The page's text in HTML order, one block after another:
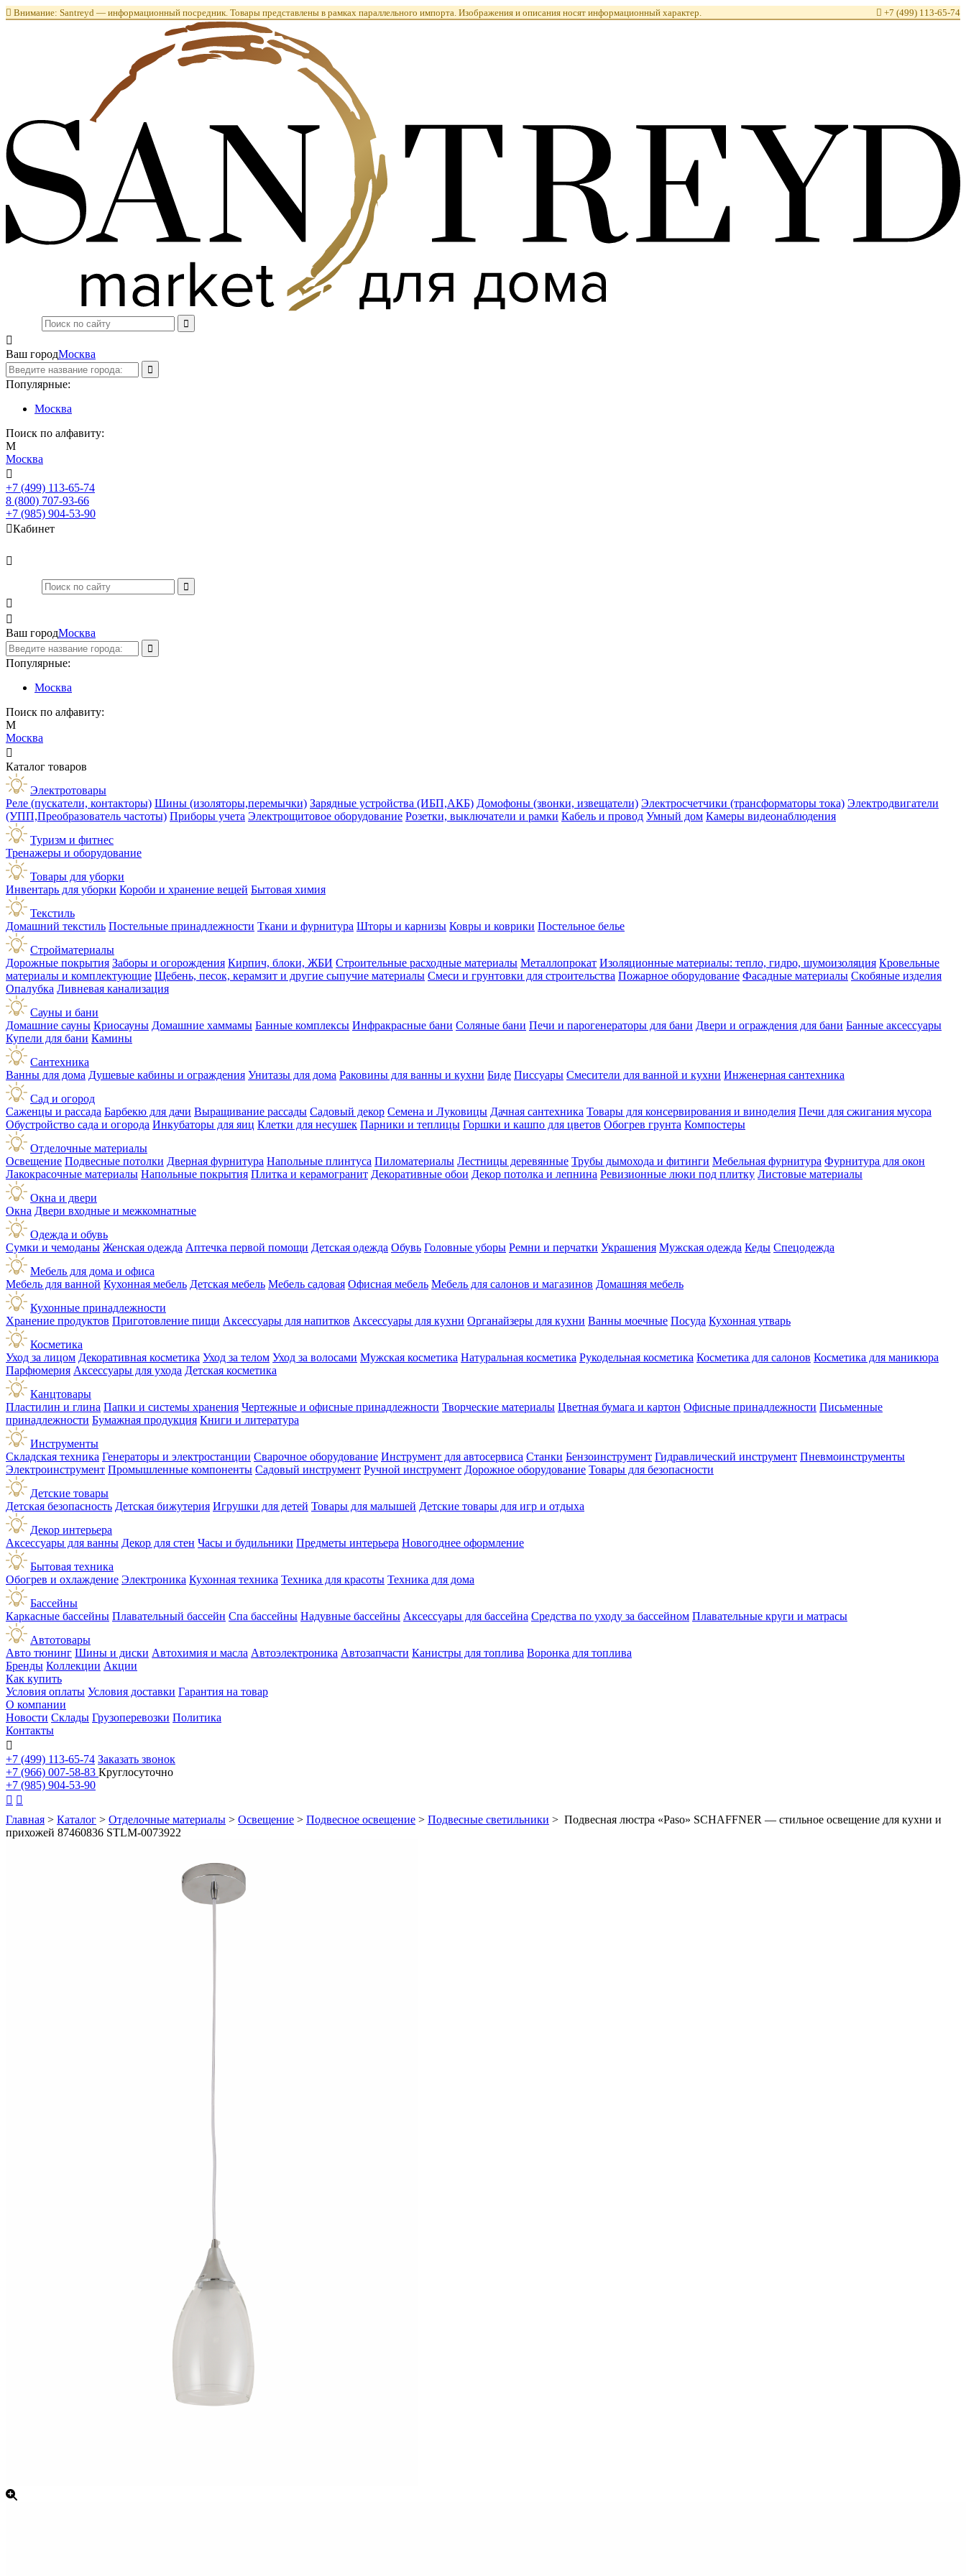
 Внимание: Santreyd — информационный посредник. Товары представлены в рамках параллельного импорта. Изображения и описания носят информационный характер.  +7 (499) 113-65-74

Ваш городМосква
Популярные:
Москва
Поиск по алфавиту:
М
Москва

+7 (499) 113-65-74
8 (800) 707-93-66
+7 (985) 904-53-90
Кабинет



Ваш городМосква
Популярные:
Москва
Поиск по алфавиту:
М
Москва

Каталог товаров
Электротовары
Реле (пускатели, контакторы) Шины (изоляторы,перемычки) Зарядные устройства (ИБП,АКБ) Домофоны (звонки, извещатели) Электросчетчики (трансформаторы тока) Электродвигатели
(УПП,Преобразователь частоты) Приборы учета Электрощитовое оборудование Розетки, выключатели и рамки Кабель и провод Умный дом Камеры видеонаблюдения
Туризм и фитнес
Тренажеры и оборудование
Товары для уборки
Инвентарь для уборки Короби и хранение вещей Бытовая химия
Текстиль
Домашний текстиль Постельные принадлежности Ткани и фурнитура Шторы и карнизы Ковры и коврики Постельное белье
Стройматериалы
Дорожные покрытия Заборы и огорождения Кирпич, блоки, ЖБИ Строительные расходные материалы Металлопрокат Изоляционные материалы: тепло, гидро, шумоизоляция Кровельные
материалы и комплектующие Щебень, песок, керамзит и другие сыпучие материалы Смеси и грунтовки для строительства Пожарное оборудование Фасадные материалы Скобяные изделия
Опалубка Ливневая канализация
Сауны и бани
Домашние сауны Криосауны Домашние хаммамы Банные комплексы Инфракрасные бани Соляные бани Печи и парогенераторы для бани Двери и ограждения для бани Банные аксессуары
Купели для бани Камины
Сантехника
Ванны для дома Душевые кабины и ограждения Унитазы для дома Раковины для ванны и кухни Биде Писсуары Смесители для ванной и кухни Инженерная сантехника
Сад и огород
Саженцы и рассада Барбекю для дачи Выращивание рассады Садовый декор Семена и Луковицы Дачная сантехника Товары для консервирования и виноделия Печи для сжигания мусора
Обустройство сада и огорода Инкубаторы для яиц Клетки для несушек Парники и теплицы Горшки и кашпо для цветов Обогрев грунта Компостеры
Отделочные материалы
Освещение Подвесные потолки Дверная фурнитура Напольные плинтуса Пиломатериалы Лестницы деревянные Трубы дымохода и фитинги Мебельная фурнитура Фурнитура для окон
Лакокрасочные материалы Напольные покрытия Плитка и керамогранит Декоративные обои Декор потолка и лепнина Ревизионные люки под плитку Листовые материалы
Окна и двери
Окна Двери входные и межкомнатные
Одежда и обувь
Сумки и чемоданы Женская одежда Аптечка первой помощи Детская одежда Обувь Головные уборы Ремни и перчатки Украшения Мужская одежда Кеды Спецодежда
Мебель для дома и офиса
Мебель для ванной Кухонная мебель Детская мебель Мебель садовая Офисная мебель Мебель для салонов и магазинов Домашняя мебель
Кухонные принадлежности
Хранение продуктов Приготовление пищи Аксессуары для напитков Аксессуары для кухни Органайзеры для кухни Ванны моечные Посуда Кухонная утварь
Косметика
Уход за лицом Декоративная косметика Уход за телом Уход за волосами Мужская косметика Натуральная косметика Рукодельная косметика Косметика для салонов Косметика для маникюра
Парфюмерия Аксессуары для ухода Детская косметика
Канцтовары
Пластилин и глина Папки и системы хранения Чертежные и офисные принадлежности Творческие материалы Цветная бумага и картон Офисные принадлежности Письменные
принадлежности Бумажная продукция Книги и литература
Инструменты
Складская техника Генераторы и электростанции Сварочное оборудование Инструмент для автосервиса Станки Бензоинструмент Гидравлический инструмент Пневмоинструменты
Электроинструмент Промышленные компоненты Садовый инструмент Ручной инструмент Дорожное оборудование Товары для безопасности
Детские товары
Детская безопасность Детская бижутерия Игрушки для детей Товары для малышей Детские товары для игр и отдыха
Декор интерьера
Аксессуары для ванны Декор для стен Часы и будильники Предметы интерьера Новогоднее оформление
Бытовая техника
Обогрев и охлаждение Электроника Кухонная техника Техника для красоты Техника для дома
Бассейны
Каркасные бассейны Плавательный бассейн Спа бассейны Надувные бассейны Аксессуары для бассейна Средства по уходу за бассейном Плавательные круги и матрасы
Автотовары
Авто тюнинг Шины и диски Автохимия и масла Автоэлектроника Автозапчасти Канистры для топлива Воронка для топлива
Бренды Коллекции Акции
Как купить
Условия оплаты Условия доставки Гарантия на товар
О компании
Новости Склады Грузоперевозки Политика
Контакты

+7 (499) 113-65-74 Заказать звонок
+7 (966) 007-58-83 Круглосуточно
+7 (985) 904-53-90
 
Главная > Каталог > Отделочные материалы > Освещение > Подвесное освещение > Подвесные светильники > Подвесная люстра «Paso» SCHAFFNER — стильное освещение для кухни и
прихожей 87460836 STLM-0073922